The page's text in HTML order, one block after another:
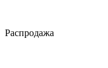
Распродажа